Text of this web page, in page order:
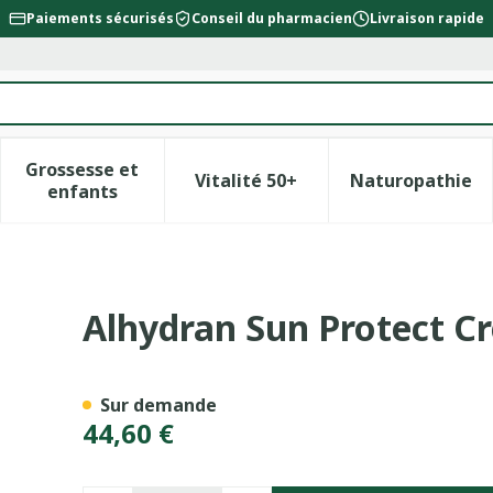
Paiements sécurisés Conseil du pharmacien Livraison rapide
catégorie Beauté, soins et hygiène
sous-menu pour la catégorie Régime, alimentation &
Grossesse et
enfants
Afficher le sous-menu pour la catégorie
Vitalité 50+Afficher le sous-menu pour
Naturopathie
Afficher
Ip30 59ml
Alhydran Sun Protect
44,60 €
Sur demande